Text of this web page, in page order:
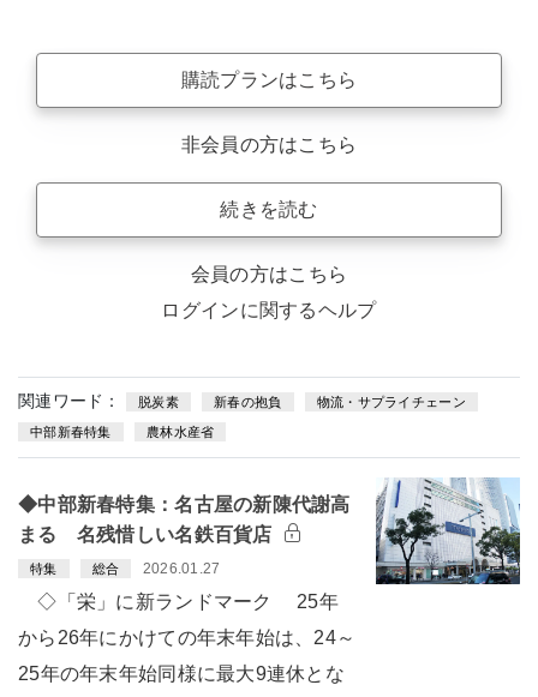
購読プランはこちら
非会員の方はこちら
続きを読む
会員の方はこちら
ログインに関するヘルプ
関連ワード： 脱炭素 新春の抱負 物流・サプライチェーン
中部新春特集 農林水産省
◆中部新春特集：名古屋の新陳代謝高
まる 名残惜しい名鉄百貨店
特集 総合 2026.01.27
◇「栄」に新ランドマーク 25年
から26年にかけての年末年始は、24～
25年の年末年始同様に最大9連休とな